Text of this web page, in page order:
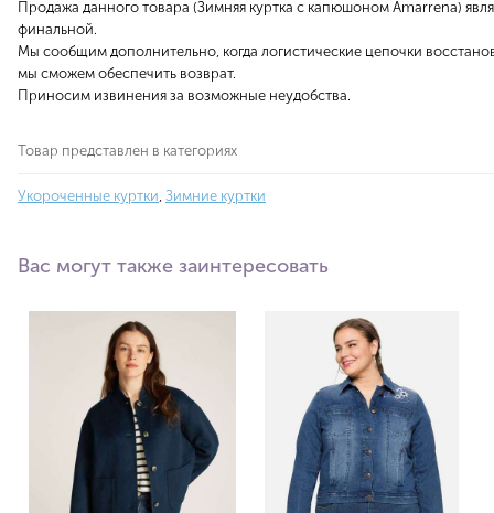
Продажа данного товара (Зимняя куртка с капюшоном Amarrena)
финальной.
Мы сообщим дополнительно, когда логистические цепочки
мы сможем обеспечить возврат.
Приносим извинения за возможные неудобства.
Товар представлен в категориях
Укороченные куртки, Зимние куртки
Вас могут также заинтересовать